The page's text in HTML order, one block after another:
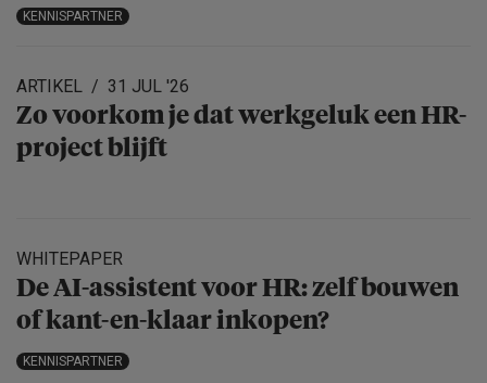
KENNISPARTNER
ARTIKEL 31 JUL '26
Zo voorkom je dat werkgeluk een HR-
project blijft
WHITEPAPER
De AI-assistent voor HR: zelf bouwen
of kant-en-klaar inkopen?
KENNISPARTNER